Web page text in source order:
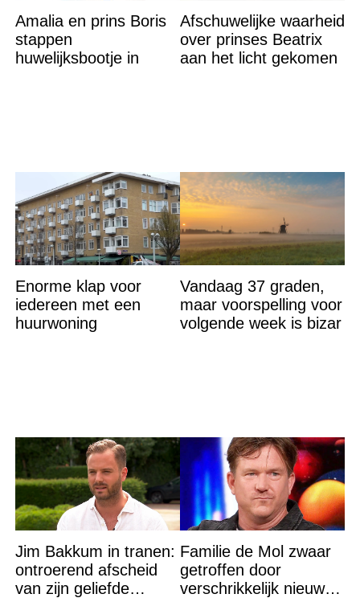
Amalia en prins Boris
stappen
huwelijksbootje in
Afschuwelijke waarheid
over prinses Beatrix
aan het licht gekomen
Enorme klap voor
iedereen met een
huurwoning
Vandaag 37 graden,
maar voorspelling voor
volgende week is bizar
Jim Bakkum in tranen:
ontroerend afscheid
van zijn geliefde
Familie de Mol zwaar
getroffen door
verschrikkelijk nieuws: